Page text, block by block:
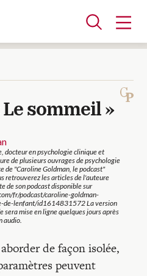
Le sommeil »
docteur en psychologie clinique et
de plusieurs ouvrages de psychologie
de "Caroline Goldman, le podcast"
retrouverez les articles de l'auteure
de son podcast disponible sur
fr/podcast/caroline-goldman-
de-lenfant/id1614831572 La version
sera mise en ligne quelques jours après
audio.
de façon isolée,
peuvent